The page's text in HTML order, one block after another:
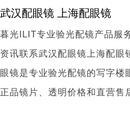
武汉配眼镜 上海配眼镜
暮光ILIT专业验光配镜产品服
资讯联系武汉配眼镜上海配
眼镜是专业验光配镜的写字楼
正品镜片、透明价格和直营售